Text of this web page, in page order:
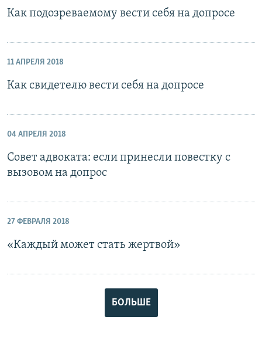
Как подозреваемому вести себя на допросе
11 АПРЕЛЯ 2018
Как свидетелю вести себя на допросе
04 АПРЕЛЯ 2018
Совет адвоката: если принесли повестку с
вызовом на допрос
27 ФЕВРАЛЯ 2018
«​Каждый может стать жертвой»
БОЛЬШЕ